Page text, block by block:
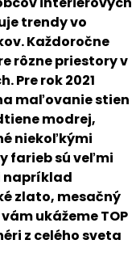
trendy vo
Každoročne
rôzne priestory v
Pre rok 2021
maľovanie stien
modrej,
niekoľkými
farieb sú veľmi
napríklad
zlato, mesačný
ukážeme TOP
z celého sveta